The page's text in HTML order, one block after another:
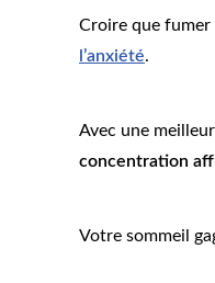
Croire que fumer
l’anxiété.
Avec une
concentration
Votre sommeil